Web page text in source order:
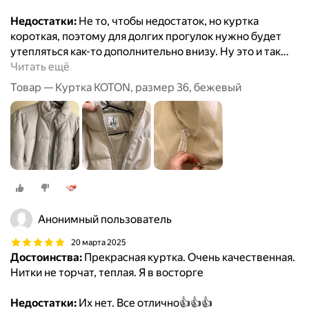
Недостатки: Не то, чтобы недостаток, но куртка
короткая, поэтому для долгих прогулок нужно будет
утепляться как-то дополнительно внизу. Ну это и так…
Читать ещё
Товар — Куртка KOTON, размер 36, бежевый
Анонимный пользователь
20 марта 2025
Достоинства: Прекрасная куртка. Очень качественная.
Нитки не торчат, теплая. Я в восторге
Недостатки: Их нет. Все отлично👍👍👍